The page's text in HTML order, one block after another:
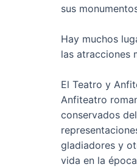
sus
Hay muchos
las atracciones
El Teatro y
Anfiteatro
conservados
gladiadores y
vida en la